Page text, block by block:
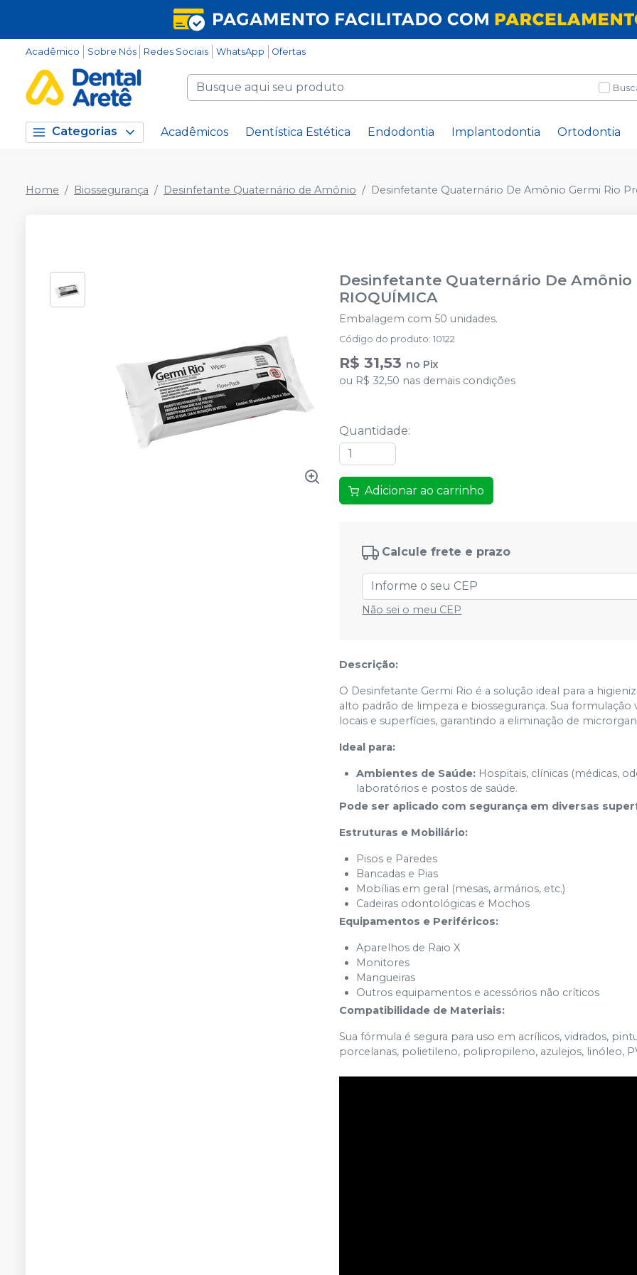
Acadêmico Sobre Nós Redes Sociais WhatsApp Ofertas
Categorias Acadêmicos Dentística Estética Endodontia Implantodontia Ortodontia
Home Biossegurança Desinfetante Quaternário de Amônio Desinfetante Quaternário De Amônio Germi Rio
Desinfetante Quaternário De Amônio
RIOQUÍMICA
Embalagem com 50 unidades.
Código do produto:10122
R$ 31,53 no Pix
ou R$ 32,50 nas demais condições
Quantidade:
Adicionar ao carrinho
Calcule frete e prazo
Não sei o meu CEP
Descrição:
O Desinfetante Germi Rio é a solução ideal para a
alto padrão de limpeza e biossegurança. Sua
locais e superfícies, garantindo a eliminação de
Ideal para:
Ambientes de Saúde: Hospitais, clínicas (médicas,
laboratórios e postos de saúde.
Pode ser aplicado com segurança em diversas
Estruturas e Mobiliário:
Pisos e Paredes
Bancadas e Pias
Mobílias em geral (mesas, armários, etc.)
Cadeiras odontológicas e Mochos
Equipamentos e Periféricos:
Aparelhos de Raio X
Monitores
Mangueiras
Outros equipamentos e acessórios não críticos
Compatibilidade de Materiais:
Sua fórmula é segura para uso em acrílicos, vidrados,
porcelanas, polietileno, polipropileno, azulejos, linóleo,